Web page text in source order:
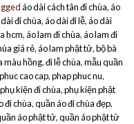
áo dài cách tân đi chùa,áo
đi chùa,áo dài đi lễ,áo dài
hcm,áo lam đi chùa,áo lam đi
giá rẻ,áo lam phật tử,bộ bà
màu hồng,đi lễ chùa,mẫu quần
cao cap,phap phuc nu,
phụ kiện đi chùa,phụ kiện phật
đi chùa,quần áo đi chùa đẹp,
áo phật tử,quần áo phật tử